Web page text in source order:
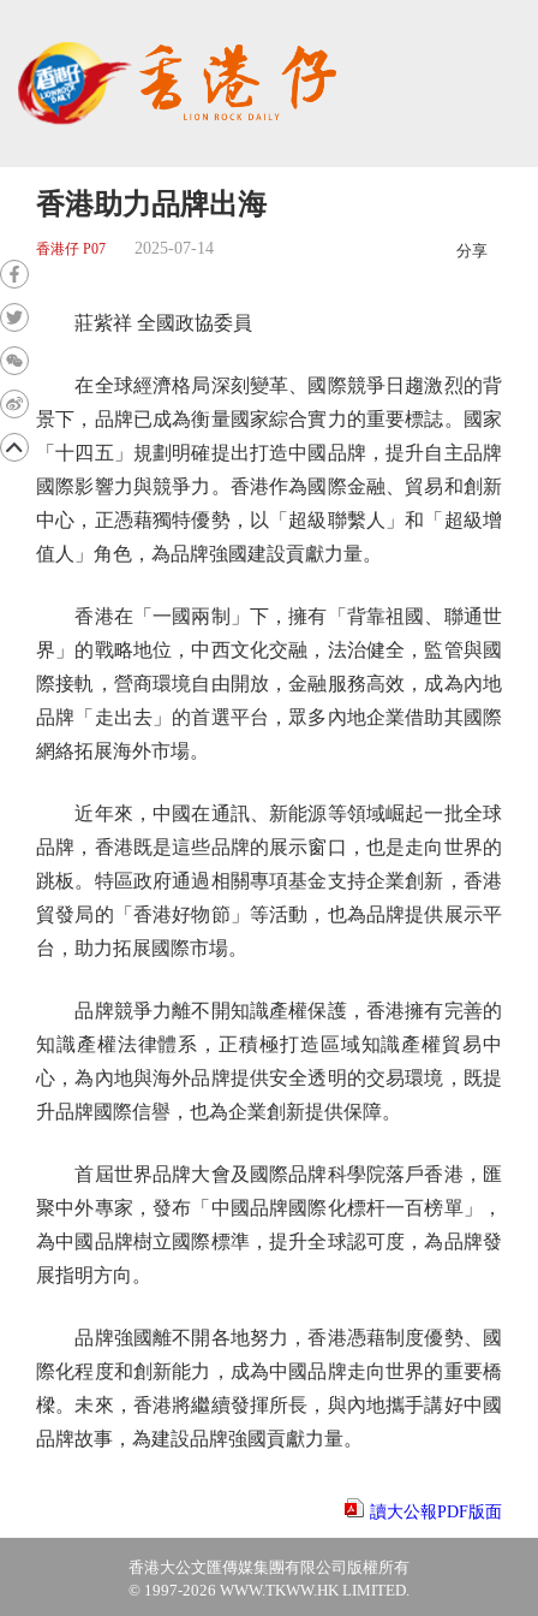
香港助力品牌出海
香港仔 P07 2025-07-14 分享
莊紫祥 全國政協委員
在全球經濟格局深刻變革、國際競爭日趨激烈的背
景下，品牌已成為衡量國家綜合實力的重要標誌。國家
「十四五」規劃明確提出打造中國品牌，提升自主品牌
國際影響力與競爭力。香港作為國際金融、貿易和創新
中心，正憑藉獨特優勢，以「超級聯繫人」和「超級增
值人」角色，為品牌強國建設貢獻力量。
香港在「一國兩制」下，擁有「背靠祖國、聯通世
界」的戰略地位，中西文化交融，法治健全，監管與國
際接軌，營商環境自由開放，金融服務高效，成為內地
品牌「走出去」的首選平台，眾多內地企業借助其國際
網絡拓展海外市場。
近年來，中國在通訊、新能源等領域崛起一批全球
品牌，香港既是這些品牌的展示窗口，也是走向世界的
跳板。特區政府通過相關專項基金支持企業創新，香港
貿發局的「香港好物節」等活動，也為品牌提供展示平
台，助力拓展國際市場。
品牌競爭力離不開知識產權保護，香港擁有完善的
知識產權法律體系，正積極打造區域知識產權貿易中
心，為內地與海外品牌提供安全透明的交易環境，既提
升品牌國際信譽，也為企業創新提供保障。
首屆世界品牌大會及國際品牌科學院落戶香港，匯
聚中外專家，發布「中國品牌國際化標杆一百榜單」，
為中國品牌樹立國際標準，提升全球認可度，為品牌發
展指明方向。
品牌強國離不開各地努力，香港憑藉制度優勢、國
際化程度和創新能力，成為中國品牌走向世界的重要橋
樑。未來，香港將繼續發揮所長，與內地攜手講好中國
品牌故事，為建設品牌強國貢獻力量。
讀大公報PDF版面
香港大公文匯傳媒集團有限公司版權所有
© 1997-2026 WWW.TKWW.HK LIMITED.